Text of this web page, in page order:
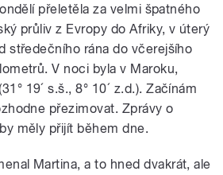
přeletěla za velmi špatného
průliv z Evropy do Afriky, v úterý
středečního rána do včerejšího
V noci byla v Maroku,
19´ s.š., 8° 10´ z.d.). Začínám
přezimovat. Zprávy o
měly přijít během dne.
Martina, a to hned dvakrát, ale